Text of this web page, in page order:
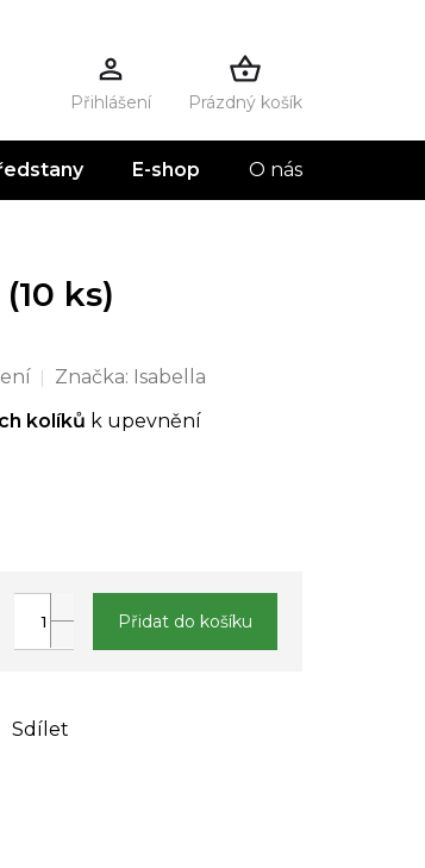
Prázdný košík
E-shop O nás
kolíků k upevnění
Sdílet
ks)
Značka: Isabella
Přidat do košíku